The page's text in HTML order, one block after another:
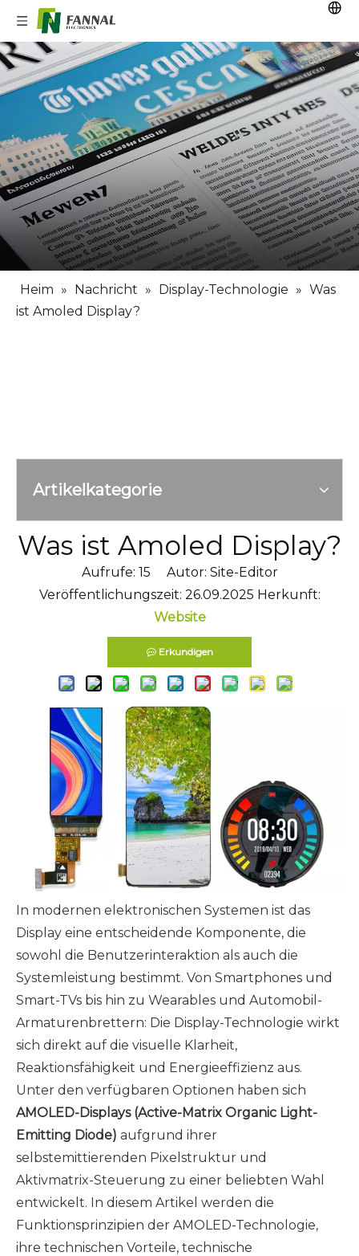
Heim » Nachricht » Display-Technologie » Was
ist Amoled Display?
Artikelkategorie
Was ist Amoled Display?
Aufrufe: 15 Autor: Site-Editor
Veröffentlichungszeit: 26.09.2025 Herkunft:
Website
Erkundigen
In modernen elektronischen Systemen ist das
Display eine entscheidende Komponente, die
sowohl die Benutzerinteraktion als auch die
Systemleistung bestimmt. Von Smartphones und
Smart-TVs bis hin zu Wearables und Automobil-
Armaturenbrettern: Die Display-Technologie wirkt
sich direkt auf die visuelle Klarheit,
Reaktionsfähigkeit und Energieeffizienz aus.
Unter den verfügbaren Optionen haben sich
AMOLED-Displays (Active-Matrix Organic Light-
Emitting Diode) aufgrund ihrer
selbstemittierenden Pixelstruktur und
Aktivmatrix-Steuerung zu einer beliebten Wahl
entwickelt. In diesem Artikel werden die
Funktionsprinzipien der AMOLED-Technologie,
ihre technischen Vorteile, technische